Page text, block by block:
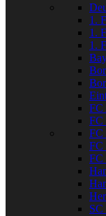
1.
1.
1.
FC
FC
FC
FC
FC
SC